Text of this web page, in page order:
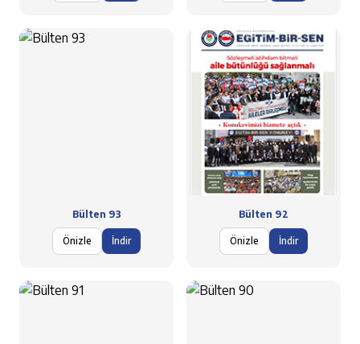
Bülten 93
Önizle İndir
Bülten 92
Önizle İndir